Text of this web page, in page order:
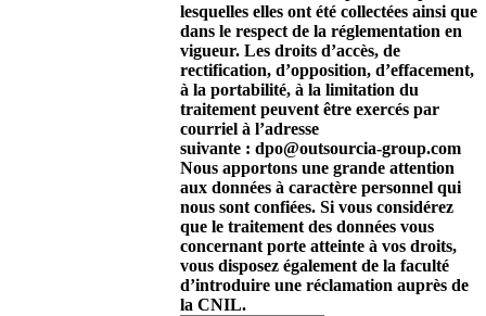
lesquelles elles ont été collectées ainsi que
dans le respect de la réglementation en
vigueur. Les droits d’accès, de
rectification, d’opposition, d’effacement,
à la portabilité, à la limitation du
traitement peuvent être exercés par
courriel à l’adresse
suivante : dpo@outsourcia-group.com
Nous apportons une grande attention
aux données à caractère personnel qui
nous sont confiées. Si vous considérez
que le traitement des données vous
concernant porte atteinte à vos droits,
vous disposez également de la faculté
d’introduire une réclamation auprès de
la CNIL.